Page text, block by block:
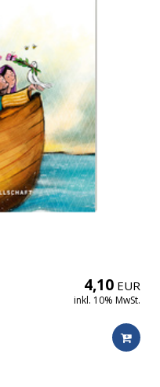
4,10 EUR
inkl. 10% MwSt.